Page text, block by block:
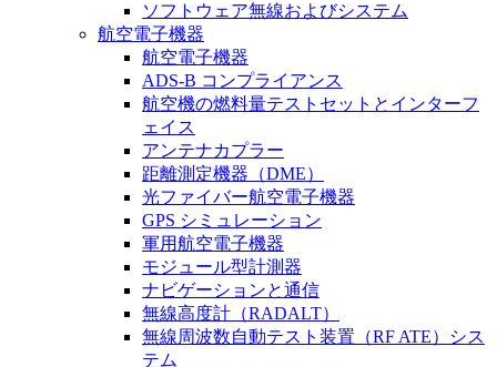
ソフトウェア無線およびシステム
航空電子機器
航空電子機器
ADS-B コンプライアンス
航空機の燃料量テストセットとインターフ
ェイス
アンテナカプラー
距離測定機器（DME）
光ファイバー航空電子機器
GPS シミュレーション
軍用航空電子機器
モジュール型計測器
ナビゲーションと通信
無線高度計（RADALT）
無線周波数自動テスト装置（RF ATE）シス
テム